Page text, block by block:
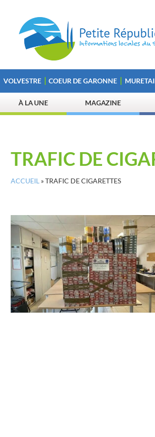
VOLVESTRE COEUR DE GARONNE
À LA UNE MAGAZINE
TRAFIC DE
ACCUEIL »TRAFIC DE CIGARETTES